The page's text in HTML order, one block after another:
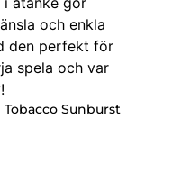
Sunburst